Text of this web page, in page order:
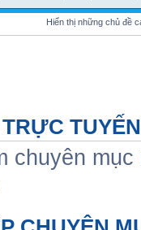
Hiển thị những chủ đề
chuyên mục